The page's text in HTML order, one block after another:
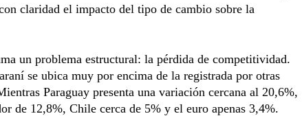
claridad el impacto del tipo de cambio sobre la
un problema estructural: la pérdida de competitividad.
se ubica muy por encima de la registrada por otras
Paraguay presenta una variación cercana al 20,6%,
de 12,8%, Chile cerca de 5% y el euro apenas 3,4%.